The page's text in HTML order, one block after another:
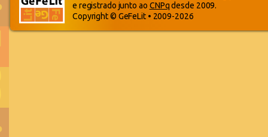
e registrado junto ao CNPqdesde 2009.
Copyright © GeFeLit • 2009-2026